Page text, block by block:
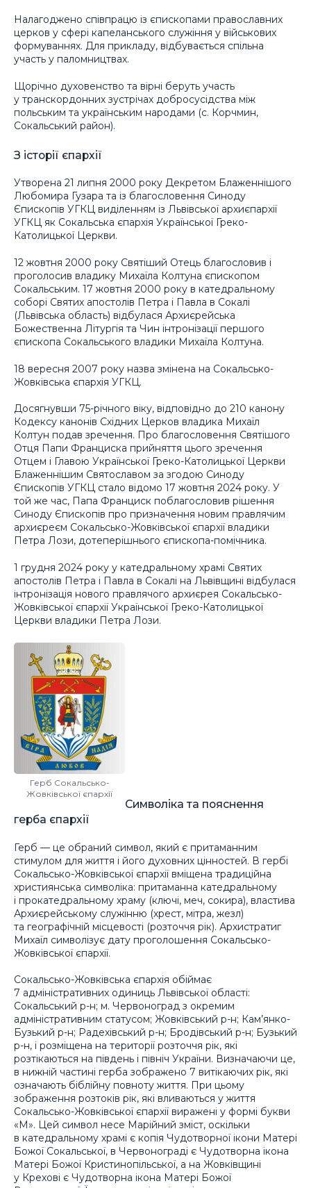
Налагоджено співпрацю із єпископами православних
церков у сфері капеланського служіння у військових
формуваннях. Для прикладу, відбувається спільна
участь у паломництвах.
Щорічно духовенство та вірні беруть участь
у транскордонних зустрічах добросусідства між
польським та українським народами (с. Корчмин,
Сокальський район).
З історії єпархії
Утворена 21 липня 2000 року Декретом Блаженнішого
Любомира Гузара та із благословення Синоду
Єпископів УГКЦ виділенням із Львівської архиєпархії
УГКЦ як Сокальська єпархія Української Греко-
Католицької Церкви.
12 жовтня 2000 року Святіший Отець благословив і
проголосив владику Михаїла Колтуна єпископом
Сокальським. 17 жовтня 2000 року в катедральному
соборі Святих апостолів Петра і Павла в Сокалі
(Львівська область) відбулася Архиєрейська
Божественна Літургія та Чин інтронізації першого
єпископа Сокальського владики Михаїла Колтуна.
18 вересня 2007 року назва змінена на Сокальсько-
Жовківська єпархія УГКЦ.
Досягнувши 75-річного віку, відповідно до 210 канону
Кодексу канонів Східних Церков владика Михаїл
Колтун подав зречення. Про благословення Святішого
Отця Папи Франциска прийняття цього зречення
Отцем і Главою Української Греко-Католицької Церкви
Блаженнішим Святославом за згодою Синоду
Єпископів УГКЦ стало відомо 17 жовтня 2024 року. У
той же час, Папа Франциск поблагословив рішення
Синоду Єпископів про призначення новим правлячим
архиєреєм Сокальсько-Жовківської єпархії владики
Петра Лози, дотеперішнього єпископа-помічника.
1 грудня 2024 року у катедральному храмі Святих
апостолів Петра і Павла в Сокалі на Львівщині відбулася
інтронізація нового правлячого архиєрея Сокальсько-
Жовківської єпархії Української Греко-Католицької
Церкви владики Петра Лози.
Герб Сокальсько-
Жовківської єпархії
Символіка та пояснення
герба єпархії
Герб — це обраний символ, який є притаманним
стимулом для життя і його духовних цінностей. В гербі
Сокальсько-Жовківської єпархії вміщена традиційна
християнська символіка: притаманна катедральному
і прокатедральному храму (ключі, меч, сокира), властива
Архиєрейському служінню (хрест, мітра, жезл)
та географічній місцевості (розточчя рік). Архистратиг
Михаїл символізує дату проголошення Сокальсько-
Жовківської єпархії.
Сокальсько-Жовківська єпархія обіймає
7 адміністративних одиниць Львівської області:
Сокальський р-н; м. Червоноград з окремим
адміністративним статусом; Жовківський р-н; Кам’янко-
Бузький р-н; Радехівський р-н; Бродівський р-н; Бузький
р-н, і розміщена на території розточчя рік, які
розтікаються на південь і північ України. Визначаючи це,
в нижній частині герба зображено 7 витікаючих рік, які
означають біблійну повноту життя. При цьому
зображення розтоків рік, які вливаються у життя
Сокальсько-Жовківської єпархії виражені у формі букви
«М». Цей символ несе Марійний зміст, оскільки
в катедральному храмі є копія Чудотворної ікони Матері
Божої Сокальської, в Червонограді є Чудотворна ікона
Матері Божої Кристинопільської, а на Жовківщині
у Крехові є Чудотворна ікона Матері Божої